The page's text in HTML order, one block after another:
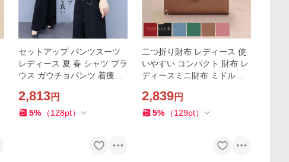
セットアップ パンツスーツ
レディース 夏 春 シャツ ブラ
ウス ガウチョパンツ 着痩せ
ボトムス 通勤 結婚式
2,813円
5% （128pt）
二つ折り財布 レディース 使
いやすい コンパクト 財布 レ
ディースミニ財布 ミドルウ
量 小銭入れ カード入れ 軽量
2,839円
5% （129pt）